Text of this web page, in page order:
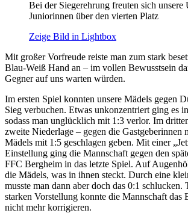
Bei der Siegerehrung freuten sich unsere
Juniorinnen über den vierten Platz
Zeige Bild in Lightbox
Mit großer Vorfreude reiste man zum stark
Blau-Weiß Hand an – im vollen Bewusstsein
Gegner auf uns warten würden.
Im ersten Spiel konnten unsere Mädels gegen
Sieg verbuchen. Etwas unkonzentriert ging es
sodass man unglücklich mit 1:3 verlor. Im
zweite Niederlage – gegen die Gastgeberinnen
Mädels mit 1:5 geschlagen geben. Mit einer
Einstellung ging die Mannschaft gegen den
FFC Bergheim in das letzte Spiel. Auf
die Mädels, was in ihnen steckt. Durch eine
musste man dann aber doch das 0:1
starken Vorstellung konnte die Mannschaft das
nicht mehr korrigieren.